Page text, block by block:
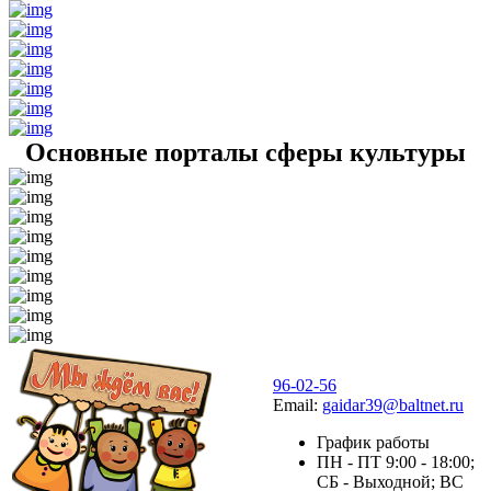
Основные порталы сферы культуры
96-02-56
Email: gaidar39@baltnet.ru
График работы
ПН - ПТ 9:00 - 18:00;
СБ - Выходной; ВС